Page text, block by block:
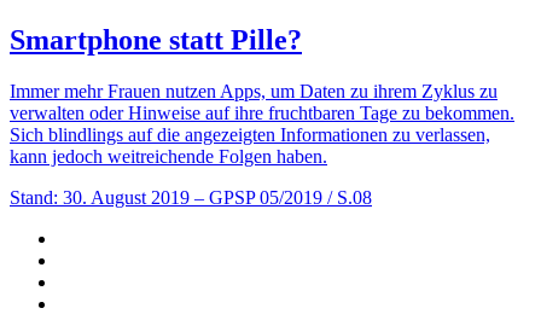
Smartphone statt Pille?
Immer mehr Frauen nutzen Apps, um Daten zu ihrem Zyklus zu
verwalten oder Hinweise auf ihre fruchtbaren Tage zu bekommen.
Sich blindlings auf die angezeigten Informationen zu verlassen,
kann jedoch weitreichende Folgen haben.
Stand: 30. August 2019 – GPSP 05/2019 / S.08